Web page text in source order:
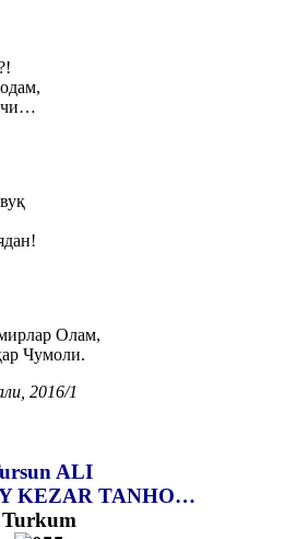
Олам,
Чумоли.
2016/1
ALI
KEZAR TANHO…
Turkum